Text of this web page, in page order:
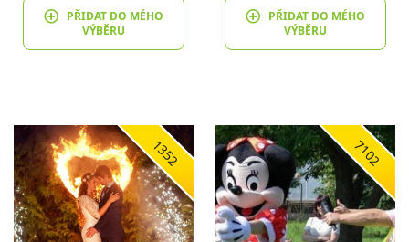
PŘIDAT DO MÉHO
VÝBĚRU
PŘIDAT DO MÉHO
VÝBĚRU
1352 7102